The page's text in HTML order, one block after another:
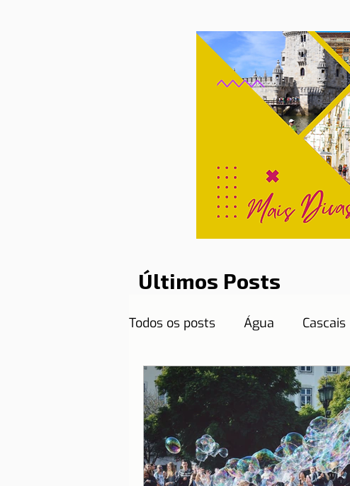
Últimos Posts
Todos os posts Água Cascais
Curiosidades Destinos
Documentos necessários